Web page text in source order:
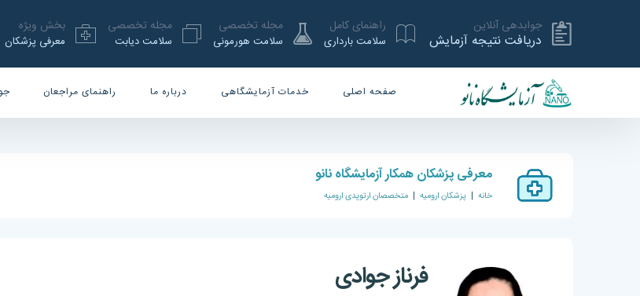
جوابدهی آنلاین
دریافت نتیجه آزمایش
راهنمای کامل
سلامت بارداری
مجله تخصصی
سلامت هورمونی
مجله تخصصی
سلامت دیابت
بخش ویژه
معرفی پزشکان
صفحه اصلی خدمات آزمایشگاهی درباره ما راهنمای مراجعان
معرفی پزشکان همکار آزمایشگاه نانو
خانه | پزشکان ارومیه | متخصصان ارتوپدی ارومیه
فرناز جوادی